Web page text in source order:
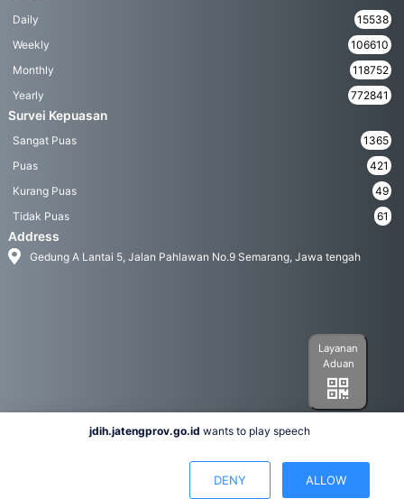
Daily
15538
Weekly
106610
Monthly
118752
Yearly
772841
Survei Kepuasan
Sangat Puas
1365
Puas
421
Kurang Puas
49
Tidak Puas
61
Address
Gedung A Lantai 5, Jalan Pahlawan No.9 Semarang, Jawa tengah
Layanan
Aduan
jdih.jatengprov.go.id wants to play speech
DENY ALLOW